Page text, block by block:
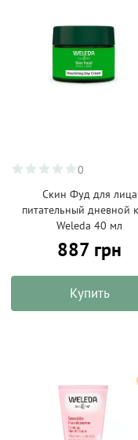
0
Скин Фуд для лица
питательный дневной
Weleda 40 мл
887 грн
Купить